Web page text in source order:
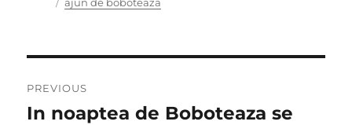
în
PREVIOUS
Previous
In noaptea de Boboteaza se